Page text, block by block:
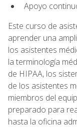
Apoyo
Este curso de
aprender una
los asistentes
la terminología
de HIPAA, los
de los asistentes
miembros del
preparado para
hasta la oficina